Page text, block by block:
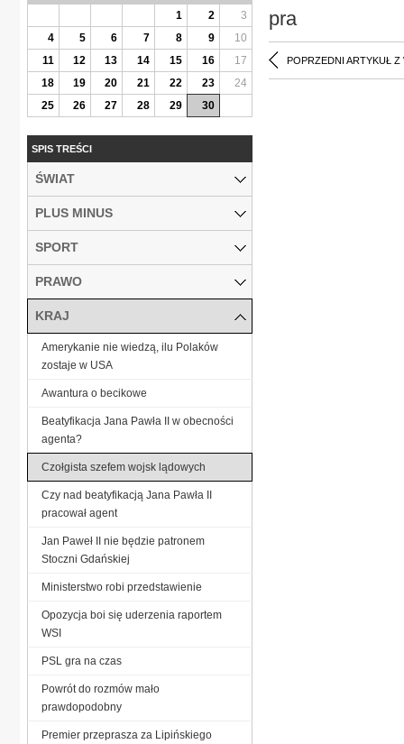
pra
POPRZEDNI ARTYKUŁ Z
1
2
3
4
5 6 7 8 9
10
11
12 13 14 15 16
17
18
19 20 21 22 23
24
25
26 27 28 29 30
SPIS TREŚCI
ŚWIAT
PLUS MINUS
SPORT
PRAWO
KRAJ
Amerykanie nie wiedzą, ilu Polaków
zostaje w USA
Awantura o becikowe
Beatyfikacja Jana Pawła II w obecności
agenta?
Czołgista szefem wojsk lądowych
Czy nad beatyfikacją Jana Pawła II
pracował agent
Jan Paweł II nie będzie patronem
Stoczni Gdańskiej
Ministerstwo robi przedstawienie
Opozycja boi się uderzenia raportem
WSI
PSL gra na czas
Powrót do rozmów mało
prawdopodobny
Premier przeprasza za Lipińskiego